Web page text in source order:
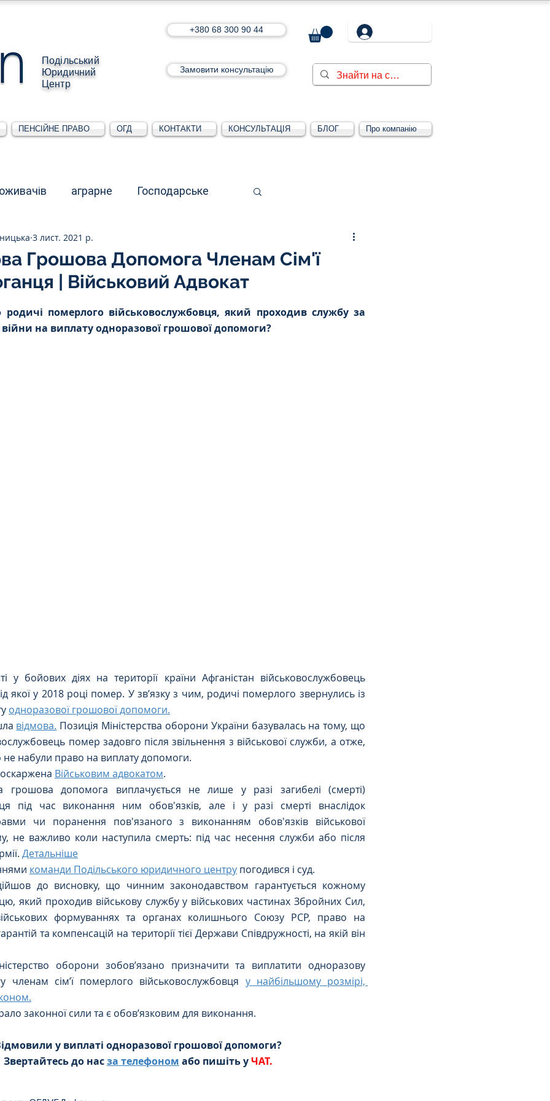
Подільський
Юридичний
Центр
+380 68 300 90 44
Замовити консультацію
ПЕНСІЙНЕ ПРАВО ОГД КОНТАКТИ КОНСУЛЬТАЦІЯ БЛОГ Про компанію
аграрне Господарське
Для юридичних осіб
Інтелектуальна власність
Адміністративі порушення
Грошова Допомога Членам Сім'ї
| Військовий Адвокат
3 лист. 2021 р.
померлого військовослужбовця, який проходив службу за
війни на виплату одноразової грошової допомоги?
у бойових діях на території країни Афганістан військовослужбовець
якої у 2018 році помер. У зв’язку з чим, родичі померлого звернулись із
одноразової грошової допомоги.
відмова. Позиція Міністерства оборони України базувалась на тому, що
помер задовго після звільнення з військової служби, а отже,
не набули право на виплату допомоги.
Військовим адвокатом.
грошова допомога виплачується не лише у разі загибелі (смерті)
під час виконання ним обов'язків, але і у разі смерті внаслідок
чи поранення пов'язаного з виконанням обов'язків військової
не важливо коли наступила смерть: під час несення служби або після
Детальніше
команди Подільського юридичного центру погодився і суд.
до висновку, що чинним законодавством гарантується кожному
який проходив військову службу у військових частинах Збройних Сил,
формуваннях та органах колишнього Союзу РСР, право на
та компенсацій на території тієї Держави Співдружності, на якій він
оборони зобов’язано призначити та виплатити одноразову
членам сім’ї померлого військовослужбовця у найбільшому розмірі,
законної сили та є обов’язковим для виконання.
у виплаті одноразової грошової допомоги?
Звертайтесь до нас за телефоном або пишіть у ЧАТ.